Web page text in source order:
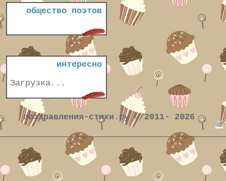
общество поэтов
интересно
Загрузка...
поздравления-стихи.ру © 2011- 2026